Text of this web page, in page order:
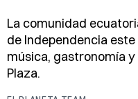
La comunidad
de Independencia
música, gastronomía
Plaza.